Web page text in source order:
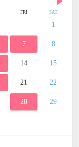
FRI SAT
1
7 8
14 15
21 22
28 29